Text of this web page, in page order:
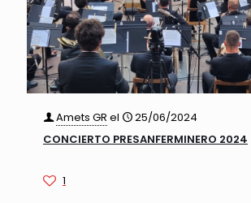
Amets GR el
25/06/2024
CONCIERTO PRESANFERMINERO 2024
1